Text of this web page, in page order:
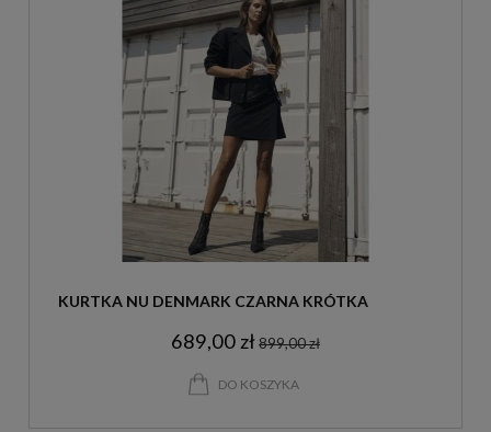
KURTKA NU DENMARK CZARNA KRÓTKA
689,00 zł899,00 zł
DO KOSZYKA